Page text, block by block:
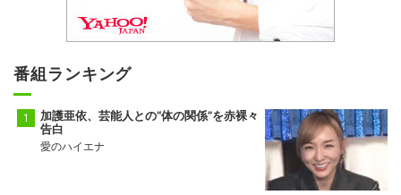
番組ランキング
加護亜依、芸能人との“体の関係”を赤裸々
告白
愛のハイエナ